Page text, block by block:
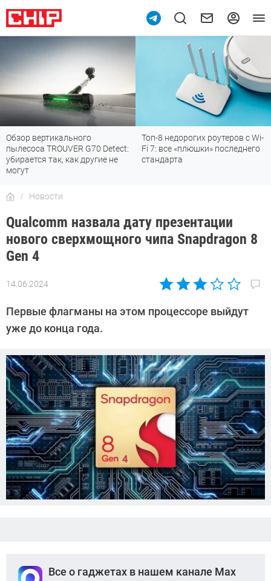
Обзор вертикального
пылесоса TROUVER G70 Detect:
убирается так, как другие не
могут
Топ-8 недорогих роутеров с Wi-
Fi 7: все «плюшки» последнего
стандарта
Новости
Qualcomm назвала дату презентации
нового сверхмощного чипа Snapdragon 8
Gen 4
14.06.2024
Автор:
Довлатова
Первые флагманы на этом процессоре выйдут
уже до конца года.
Все о гаджетах в нашем канале Max